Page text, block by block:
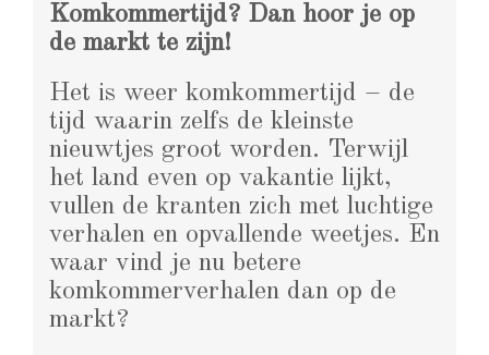
Komkommertijd? Dan hoor je op
de markt te zijn!
Het is weer komkommertijd – de
tijd waarin zelfs de kleinste
nieuwtjes groot worden. Terwijl
het land even op vakantie lijkt,
vullen de kranten zich met luchtige
verhalen en opvallende weetjes. En
waar vind je nu betere
komkommerverhalen dan op de
markt?